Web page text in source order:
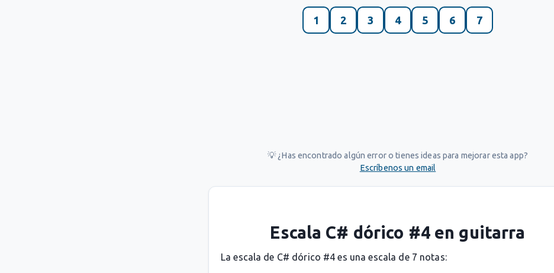
1 2 3 4 5 6 7
💡 ¿Has encontrado algún error o tienes ideas para mejorar esta app?
Escríbenos un email
Escala C# dórico #4 en guitarra
La escala de C# dórico #4 es una escala de 7 notas: